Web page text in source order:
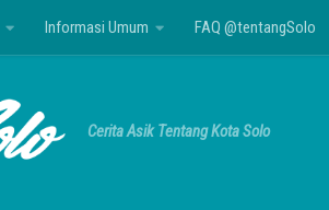
Informasi Umum FAQ @tentangSolo
Cerita Asik Tentang Kota Solo